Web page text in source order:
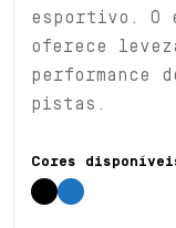
esportivo. O
oferece
performance
pistas.
Cores